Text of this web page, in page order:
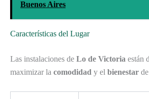
Buenos Aires
Características del Lugar
Las instalaciones de Lo de Victoria están
maximizar la comodidad y el bienestar